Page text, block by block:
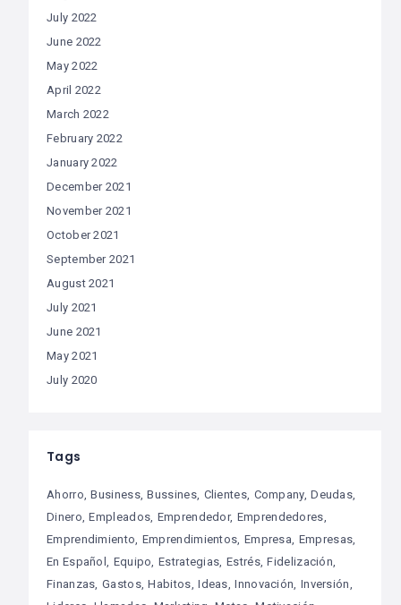
July 2022
June 2022
May 2022
April 2022
March 2022
February 2022
January 2022
December 2021
November 2021
October 2021
September 2021
August 2021
July 2021
June 2021
May 2021
July 2020
Tags
Ahorro Business Bussines Clientes Company Deudas
Dinero Empleados Emprendedor Emprendedores
Emprendimiento Emprendimientos Empresa Empresas
En Español Equipo Estrategias Estrés Fidelización
Finanzas Gastos Habitos Ideas Innovación Inversión